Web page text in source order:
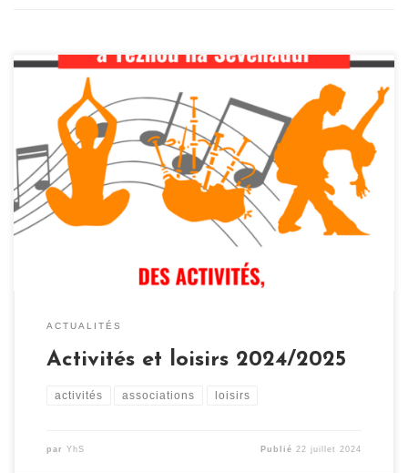
De nombreuses associations ont choisi nos locaux pour y
pratiquer leurs activités : chant choral, musique
irlandaise, pipe band, danses ou cours de breton… Voici
la liste des nouvelles activités régulières, souvent
hebdomadaires, proposées pour cette année 2024-2025
: Si vous aussi, vous êtes à la recherche d’une salle pour
[…]
ACTUALITÉS
Activités et loisirs 2024/2025
activités associations loisirs
par YhS Publié22 juillet 2024